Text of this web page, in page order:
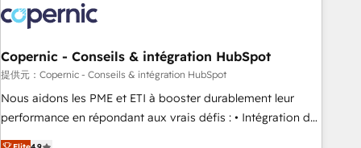
Became a HubSpot Partner 📆Founded in 1997
project... ⬅️ Click "Contact Business" ⬅️ to access 150+
Kickstart Integration templates that put HubSpot in the
center of your tech stack, syncing... 🛍️ Shopify or
WooCommerce 💲 Stripe or Paypal 💰 Sage or Netsuite 🤖
Google or Microsoft ✍️ DocuSign or PandaDoc 🌐 Avalara or
Quaderno HubSnacks holds the rare Advanced "Custom
Copernic - Conseils & intégration HubSpot
提供元：Copernic - Conseils & intégration HubSpot
Nous aidons les PME et ETI à booster durablement leur
performance en répondant aux vrais défis : • Intégration de
HubSpot avec d’autres outils (ERP, téléphonie, etc.) •